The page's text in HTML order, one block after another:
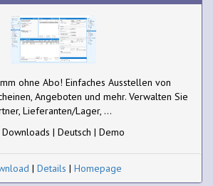
ohne Abo! Einfaches Ausstellen von
Angeboten und mehr. Verwalten Sie
Lieferanten/Lager, ...
| Deutsch | Demo
| Details | Homepage